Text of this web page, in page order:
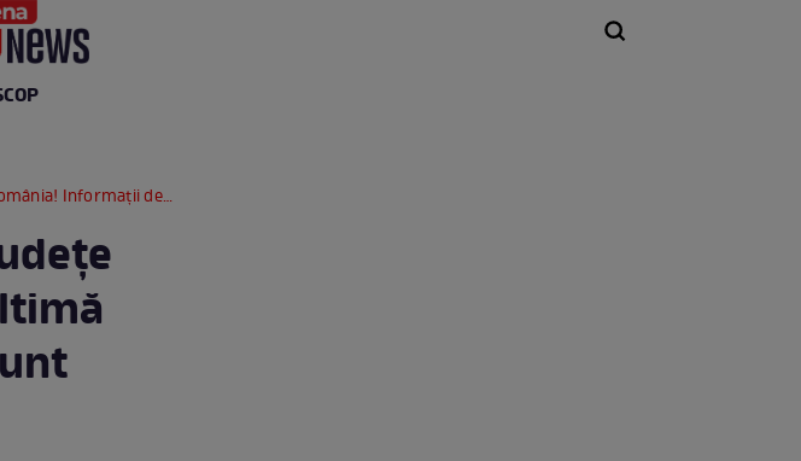
Ce zone sunt vizate de viituri